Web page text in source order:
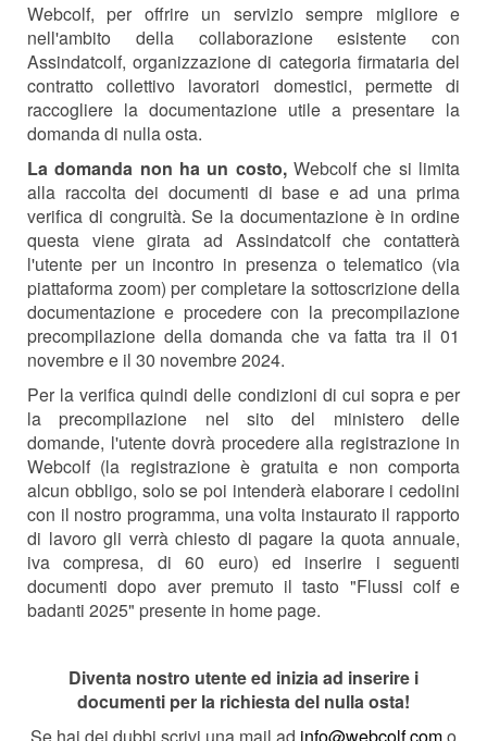
Webcolf, per offrire un servizio sempre migliore e
nell'ambito della collaborazione esistente con
Assindatcolf, organizzazione di categoria firmataria del
contratto collettivo lavoratori domestici, permette di
raccogliere la documentazione utile a presentare la
domanda di nulla osta.
La domanda non ha un costo, Webcolf che si limita
alla raccolta dei documenti di base e ad una prima
verifica di congruità. Se la documentazione è in ordine
questa viene girata ad Assindatcolf che contatterà
l'utente per un incontro in presenza o telematico (via
piattaforma zoom) per completare la sottoscrizione della
documentazione e procedere con la precompilazione
precompilazione della domanda che va fatta tra il 01
novembre e il 30 novembre 2024.
Per la verifica quindi delle condizioni di cui sopra e per
la precompilazione nel sito del ministero delle
domande, l'utente dovrà procedere alla registrazione in
Webcolf (la registrazione è gratuita e non comporta
alcun obbligo, solo se poi intenderà elaborare i cedolini
con il nostro programma, una volta instaurato il rapporto
di lavoro gli verrà chiesto di pagare la quota annuale,
iva compresa, di 60 euro) ed inserire i seguenti
documenti dopo aver premuto il tasto "Flussi colf e
badanti 2025" presente in home page.
Diventa nostro utente ed inizia ad inserire i
documenti per la richiesta del nulla osta!